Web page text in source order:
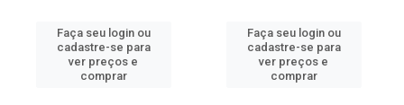
Faça seu login ou
cadastre-se para
ver preços e
comprar
Faça seu login ou
cadastre-se para
ver preços e
comprar